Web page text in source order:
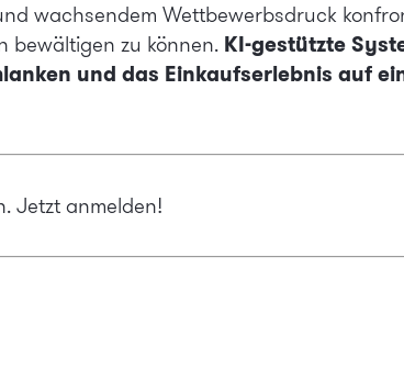
wachsendem Wettbewerbsdruck
bewältigen zu können. KI-gestützte
und das Einkaufserlebnis auf
Jetzt anmelden!